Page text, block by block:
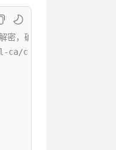
保安全；本示例以ak
ca/ca_01_0003.html